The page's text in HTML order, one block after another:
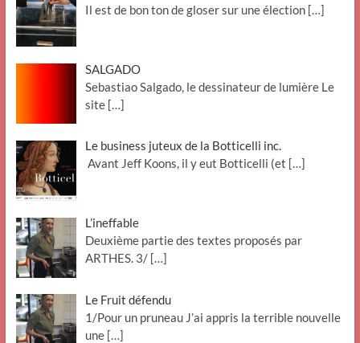
Il est de bon ton de gloser sur une élection […]
SALGADO
Sebastiao Salgado, le dessinateur de lumière Le
site […]
Le business juteux de la Botticelli inc.
Avant Jeff Koons, il y eut Botticelli (et […]
L’ineffable
Deuxième partie des textes proposés par
ARTHES. 3/ […]
Le Fruit défendu
1/Pour un pruneau J’ai appris la terrible nouvelle
une […]